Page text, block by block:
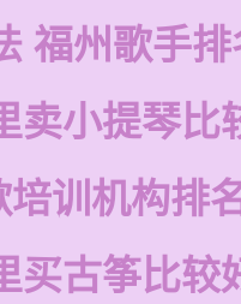
福州歌手排
卖小提琴比
训机构排
买古筝比较